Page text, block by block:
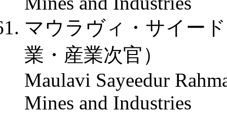
マウラヴィ・サイー
業・産業次官）
Maulavi Sayeedur
Mines and Industries